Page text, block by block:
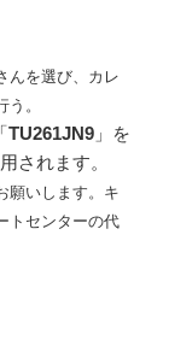
んを選び、カレ
。
TU261JN9 」を
されます。
願いします。キ
トセンターの代